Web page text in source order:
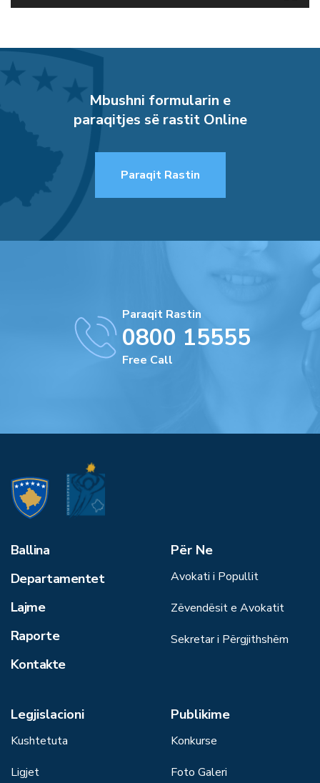
Mbushni formularin e
paraqitjes së rastit Online
Paraqit Rastin
Paraqit Rastin
0800 15555
Free Call
Ballina
Departamentet
Lajme
Raporte
Kontakte
Për Ne
Avokati i Popullit
Zëvendësit e Avokatit
Sekretar i Përgjithshëm
Legjislacioni
Kushtetuta
Ligjet
Publikime
Konkurse
Foto Galeri